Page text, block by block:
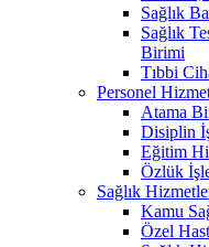
Sağlık
Sağlık
Birimi
Tıbbi
Personel
Atama
Disiplin
Eğitim
Özlük
Sağlık
Kamu
Özel